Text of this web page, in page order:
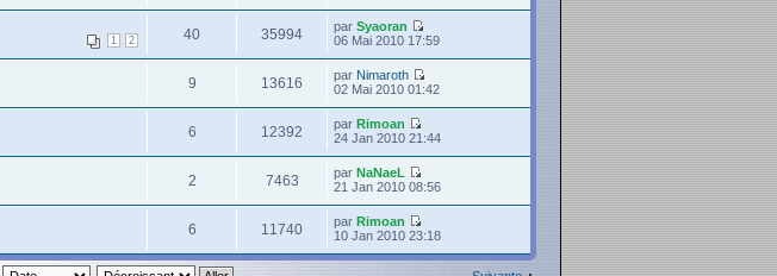
1 2 40 35994 par Syaoran
06 Mai 2010 17:59
9 13616 par Nimaroth
02 Mai 2010 01:42
6 12392 par Rimoan
24 Jan 2010 21:44
2 7463 par NaNaeL
21 Jan 2010 08:56
6 11740 par Rimoan
10 Jan 2010 23:18